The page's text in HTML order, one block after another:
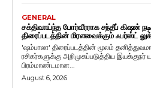
GENERAL
சக்திவாய்ந்த போர்வீரராக சந்தீப் கிஷன்
திரைப்படத்தின் மிரளவைக்கும் ஃபர்ஸ்ட்
'ஷம்பாலா' திரைப்படத்தின் மூலம்
ரசிகர்களுக்கு அறிமுகப்படுத்திய
பிரம்மாண்டமான...
August 6, 2026